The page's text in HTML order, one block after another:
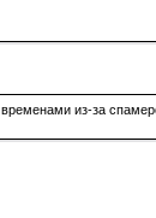
из-за